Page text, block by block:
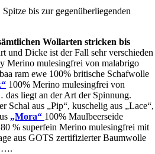
bis zur gegenüberliegenden
Wollarten stricken bis
und Dicke ist der Fall sehr verschieden
Merino mulesingfrei von malabrigo
ram ewe 100% britische Schafwolle
100% Merino mulesingfrei von
liegt an der Art der Spinnung.
Schal aus „Pip“, kuschelig aus „Lace“,
„Mora“ 100% Maulbeerseide
80 % superfein Merino mulesingfrei mit
aus GOTS zertifizierter Baumwolle
….